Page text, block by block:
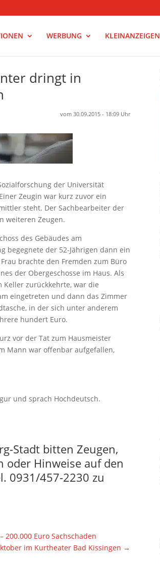
WERBUNG KLEINANZEIGEN
dringt in
vom 30.09.2015 - 18:09 Uhr
der Universität
Zeugin war kurz zuvor ein
steht. Der Sachbearbeiter der
weiteren Zeugen.
des Gebäudes am
begegnete der 52-Jährigen dann ein
brachte den Fremden zum Büro
der Obergeschosse im Haus. Als
zurückkehrte, war die
eingetreten und dann das Zimmer
in der sich unter anderem
hundert Euro.
vor der Tat zum Hausmeister
Mann war offenbar aufgefallen,
und sprach Hochdeutsch.
Stadt bitten Zeugen,
oder Hinweise auf den
0931/457-2230 zu
Euro Sachschaden
im Kurtheater Bad Kissingen →